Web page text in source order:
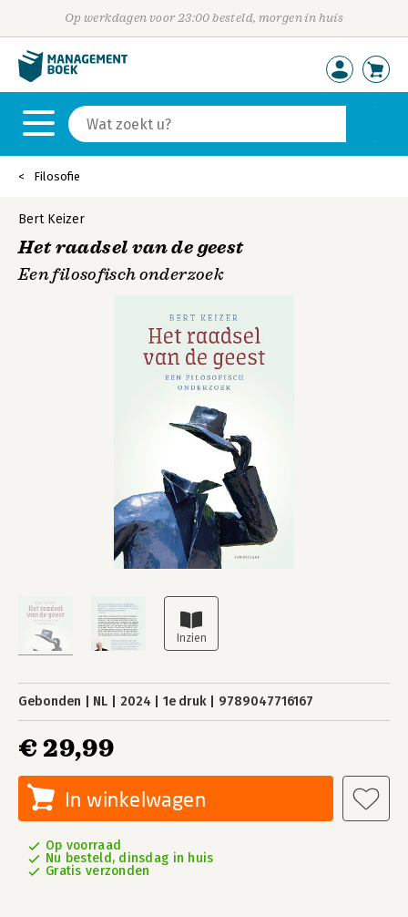
Op werkdagen voor 23:00 besteld, morgen in huis
Filosofie
Bert Keizer
Het raadsel van de geest
Een filosofisch onderzoek
Gebonden NL 2024 1e druk 9789047716167
€ 29,99
In winkelwagen
Op voorraad
Nu besteld, dinsdag in huis
Gratis verzonden